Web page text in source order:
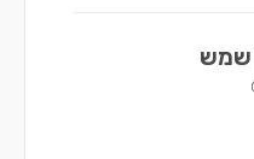
שמש